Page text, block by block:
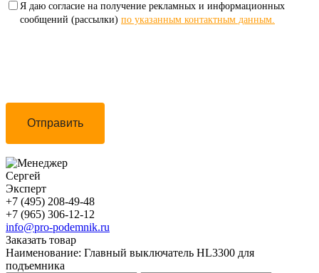
Я даю согласие на получение рекламных и информационных
сообщений (рассылки) по указанным контактным данным.
Отправить
Сергей
Эксперт
+7 (495) 208-49-48
+7 (965) 306-12-12
info@pro-podemnik.ru
Заказать товар
Наименование: Главный выключатель HL3300 для
подъемника